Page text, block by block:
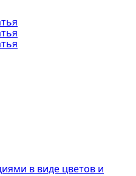
в виде цветов и